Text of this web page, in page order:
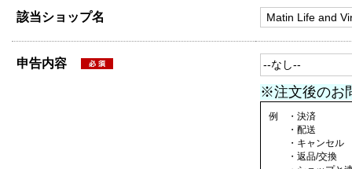
該当ショップ名
申告内容
※注文後のお
例 ・決済
・配送
・キャンセル
・返品/交換